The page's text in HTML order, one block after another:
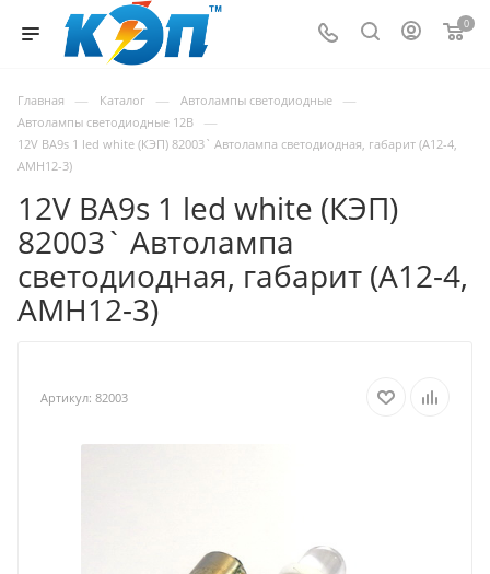
0
Главная — Каталог — Автолампы светодиодные —
Автолампы светодиодные 12В —
12V BA9s 1 led white (КЭП) 82003` Автолампа светодиодная, габарит (А12-4,
АМН12-3)
12V BA9s 1 led white (КЭП)
82003` Автолампа
светодиодная, габарит (А12-4,
АМН12-3)
Артикул: 82003